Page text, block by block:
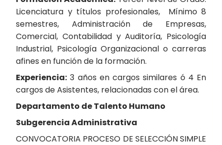
Licenciatura y títulos profesionales, Mínimo 8
semestres, Administración de Empresas,
Comercial, Contabilidad y Auditoría, Psicología
Industrial, Psicología Organizacional o carreras
afines en función de la formación.
Experiencia: 3 años en cargos similares ó 4 En
cargos de Asistentes, relacionadas con el área.
Departamento de Talento Humano
Subgerencia Administrativa
CONVOCATORIA PROCESO DE SELECCIÓN SIMPLE